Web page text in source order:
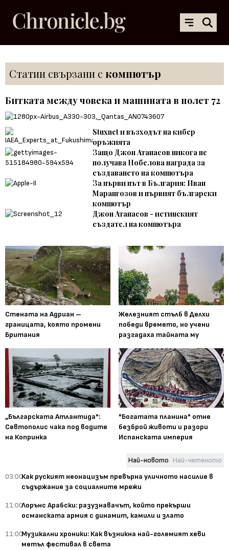
Статии свързани с компютър
Битката между човекa и машината в полет 72
Stuxnet и възходът на кибер
оръжията
Защо Джон Атанасов никога не
получава Нобелова награда за
създаването на компютъра
За първи път в България: Иван
Марангозов и първият български
компютър
Джон Атанасов - истинският
създател на компютъра
Стената на Адриан –
границата, която промени
Британия
Железният стълб в Делхи
победи времето, но учени
разгадаха тайната му
„Българската Атлантида":
Севтополис чака под водите
на Копринка
"Богатата планина" отне
безброй животи и разори
Испанската империя
Най-новото Най-четеното
03:00Как руският неонацизъм превърна уличното насилие в
съдържание за социалните мрежи
11:00Лорънс Арабски: разузнавачът, който прекърши
османската армия с динамит, камили и злато
11:00Музикални хроники: Как възникна най-големият хеви
метъл фестивал в света